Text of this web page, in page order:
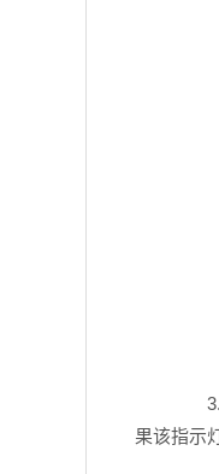
3.检
果该指示